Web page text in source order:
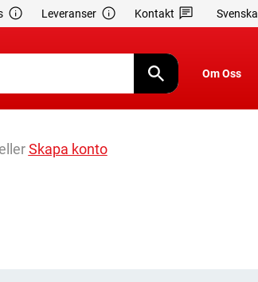
Leveranser Kontakt Svenska
Om Oss
ellerSkapa konto